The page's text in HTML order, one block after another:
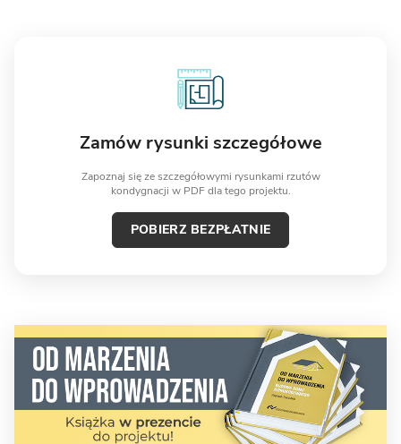
Zamów rysunki szczegółowe
Zapoznaj się ze szczegółowymi rysunkami rzutów
kondygnacji w PDF dla tego projektu.
POBIERZ BEZPŁATNIE